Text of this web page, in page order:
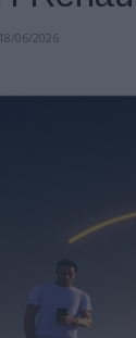
18/06/2026